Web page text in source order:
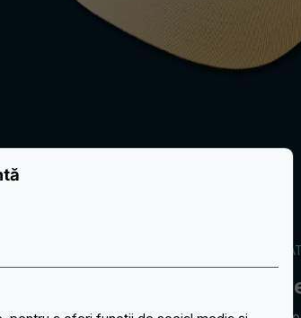
TIMPULUI
EASYPATCH DEDICATĂ PATCH-URILOR
patch-urilor din